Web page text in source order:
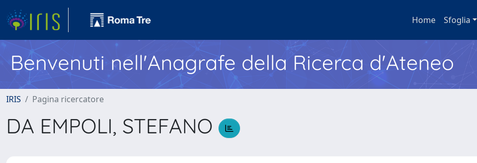
Home Sfoglia
Benvenuti nell'Anagrafe della Ricerca d'Ateneo
IRIS Pagina ricercatore
DA EMPOLI, STEFANO